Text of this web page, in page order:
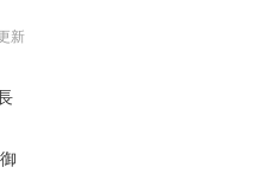
新